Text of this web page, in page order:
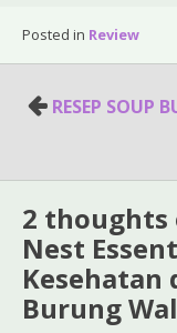
Posted in Review
PostRESEP SOUP
2 thoughts
Nest
Kesehatan
Burung